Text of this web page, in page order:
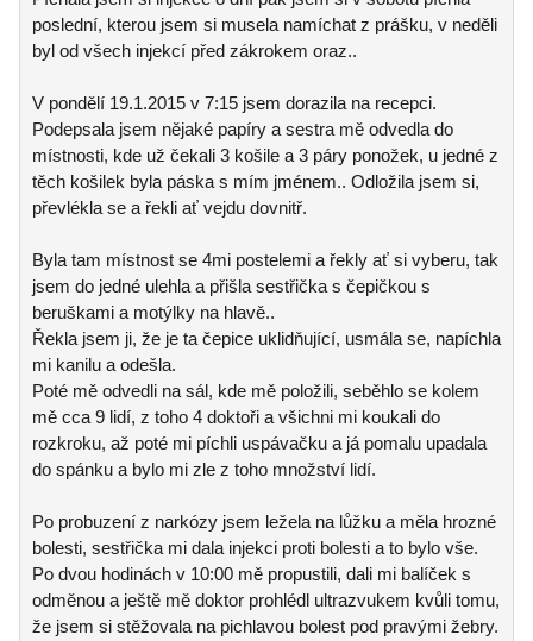
poslední, kterou jsem si musela namíchat z prášku, v neděli
byl od všech injekcí před zákrokem oraz..
V pondělí 19.1.2015 v 7:15 jsem dorazila na recepci.
Podepsala jsem nějaké papíry a sestra mě odvedla do
místnosti, kde už čekali 3 košile a 3 páry ponožek, u jedné z
těch košilek byla páska s mím jménem.. Odložila jsem si,
převlékla se a řekli ať vejdu dovnitř.
Byla tam místnost se 4mi postelemi a řekly ať si vyberu, tak
jsem do jedné ulehla a přišla sestřička s čepičkou s
beruškami a motýlky na hlavě..
Řekla jsem ji, že je ta čepice uklidňující, usmála se, napíchla
mi kanilu a odešla.
Poté mě odvedli na sál, kde mě položili, seběhlo se kolem
mě cca 9 lidí, z toho 4 doktoři a všichni mi koukali do
rozkroku, až poté mi píchli uspávačku a já pomalu upadala
do spánku a bylo mi zle z toho množství lidí.
Po probuzení z narkózy jsem ležela na lůžku a měla hrozné
bolesti, sestřička mi dala injekci proti bolesti a to bylo vše.
Po dvou hodinách v 10:00 mě propustili, dali mi balíček s
odměnou a ještě mě doktor prohlédl ultrazvukem kvůli tomu,
že jsem si stěžovala na pichlavou bolest pod pravými žebry.